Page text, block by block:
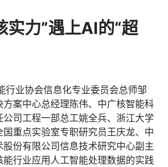
实力”遇上AI的“超
行业协会信息化专业委员会总师邹
方案中心总经理陈伟、中广核智能科
司工程一部总工姚全兵、浙江大学
重点实验室专职研究员王庆龙、中
份有限公司信息技术研究中心副主
行业应用人工智能处理数据的实践